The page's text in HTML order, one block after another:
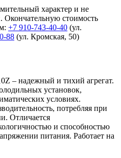
характер и не
Окончательную стоимость
+7 910-743-40-40 (ул.
88 (ул. Кромская, 50)
– надежный и тихий агрегат.
установок,
условиях.
потребляя при
Отличается
и способностью
питания. Работает на